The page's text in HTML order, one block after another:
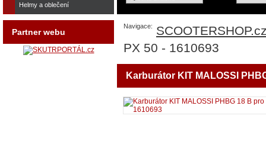
Navigace:
PX 50 - 1610693
Karburátor KIT MALOSSI
Helmy a oblečení
Partner webu